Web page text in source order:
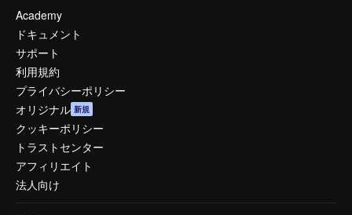
Academy
ドキュメント
サポート
利用規約
プライバシーポリシー
オリジナル 新規
クッキーポリシー
トラストセンター
アフィリエイト
法人向け